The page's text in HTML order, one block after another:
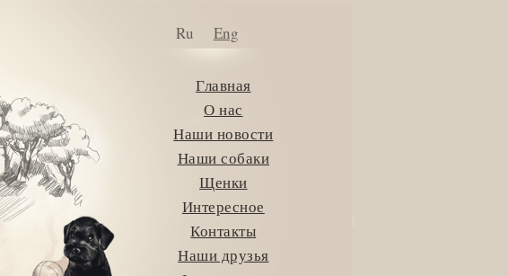
Ru Eng
Главная
О нас
Наши новости
Наши собаки
Щенки
Интересное
Контакты
Наши друзья